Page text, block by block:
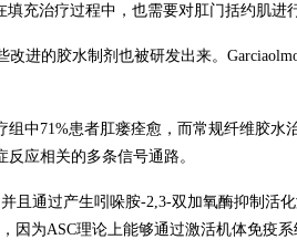
填充治疗过程中，也需要对肛门括约肌进
进的胶水制剂也被研发出来。
组中71%患者肛瘘痊愈，而常规纤维胶水
反应相关的多条信号通路。
且通过产生吲哚胺-2,3-双加氧酶抑制活
因为ASC理论上能够通过激活机体免疫